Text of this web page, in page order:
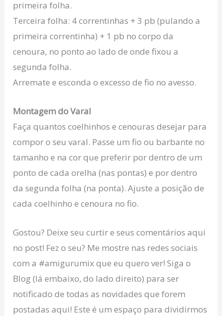
primeira folha.
Terceira folha: 4 correntinhas + 3 pb (pulando a
primeira correntinha) + 1 pb no corpo da
cenoura, no ponto ao lado de onde fixou a
segunda folha.
Arremate e esconda o excesso de fio no avesso.
Montagem do Varal
Faça quantos coelhinhos e cenouras desejar para
compor o seu varal. Passe um fio ou barbante no
tamanho e na cor que preferir por dentro de um
ponto de cada orelha (nas pontas) e por dentro
da segunda folha (na ponta). Ajuste a posição de
cada coelhinho e cenoura no fio.
Gostou? Deixe seu curtir e seus comentários aqui
no post! Fez o seu? Me mostre nas redes sociais
com a #amigurumix que eu quero ver! Siga o
Blog (lá embaixo, do lado direito) para ser
notificado de todas as novidades que forem
postadas aqui! Este é um espaço para dividirmos